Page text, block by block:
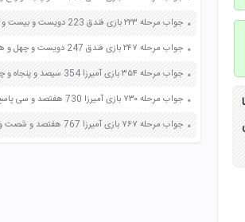
جواب مرحله ۲۲۳ بازی فندق 223 دویست و بیست و سه پاسخ
جواب مرحله ۲۴۷ بازی فندق 247 دویست و چهل و هفت پاسخ
جواب مرحله ۳۵۴ بازی آمیرزا 354 سیصد و پنجاه و چهار پاسخ
جواب مرحله ۷۳۰ بازی آمیرزا 730 هفتصد و سی پاسخ